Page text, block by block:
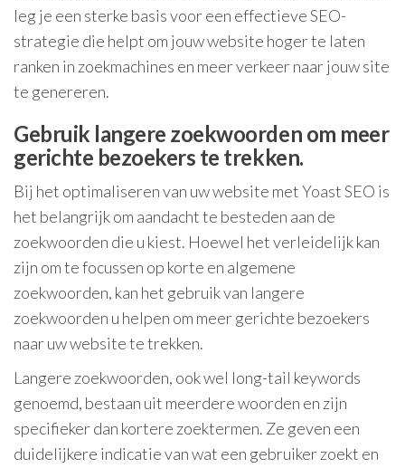
leg je een sterke basis voor een effectieve SEO-
strategie die helpt om jouw website hoger te laten
ranken in zoekmachines en meer verkeer naar jouw site
te genereren.
Gebruik langere zoekwoorden om meer
gerichte bezoekers te trekken.
Bij het optimaliseren van uw website met Yoast SEO is
het belangrijk om aandacht te besteden aan de
zoekwoorden die u kiest. Hoewel het verleidelijk kan
zijn om te focussen op korte en algemene
zoekwoorden, kan het gebruik van langere
zoekwoorden u helpen om meer gerichte bezoekers
naar uw website te trekken.
Langere zoekwoorden, ook wel long-tail keywords
genoemd, bestaan uit meerdere woorden en zijn
specifieker dan kortere zoektermen. Ze geven een
duidelijkere indicatie van wat een gebruiker zoekt en